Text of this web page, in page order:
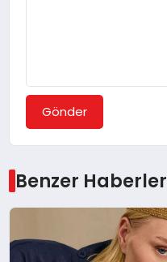
Gönder
Benzer Haberler